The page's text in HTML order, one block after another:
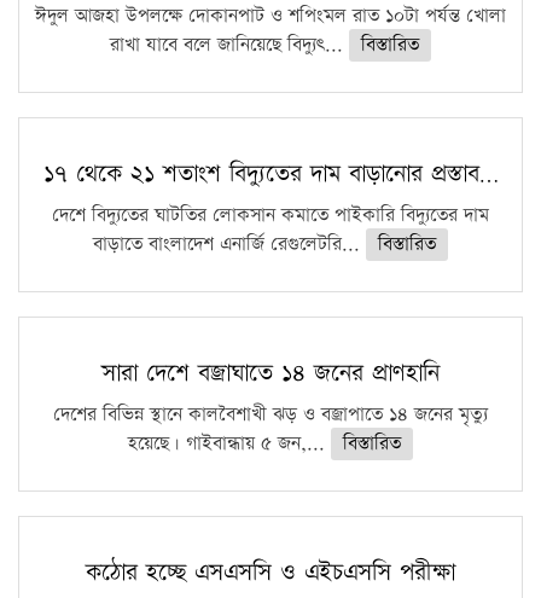
ঈদুল আজহা উপলক্ষে দোকানপাট ও শপিংমল রাত ১০টা পর্যন্ত খোলা
রাখা যাবে বলে জানিয়েছে বিদ্যুৎ...
বিস্তারিত
১৭ থেকে ২১ শতাংশ বিদ্যুতের দাম বাড়ানোর প্রস্তাব…
দেশে বিদ্যুতের ঘাটতির লোকসান কমাতে পাইকারি বিদ্যুতের দাম
বাড়াতে বাংলাদেশ এনার্জি রেগুলেটরি...
বিস্তারিত
সারা দেশে বজ্রাঘাতে ১৪ জনের প্রাণহানি
দেশের বিভিন্ন স্থানে কালবৈশাখী ঝড় ও বজ্রাপাতে ১৪ জনের মৃত্যু
হয়েছে। গাইবান্ধায় ৫ জন,...
বিস্তারিত
কঠোর হচ্ছে এসএসসি ও এইচএসসি পরীক্ষা